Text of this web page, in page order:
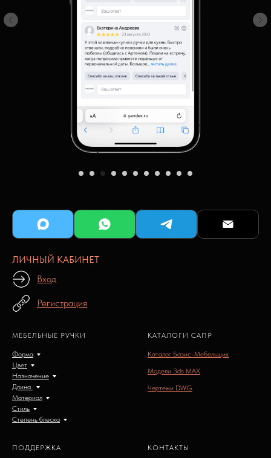
ЛИЧНЫЙ КАБИНЕТ
Вход
Регистрация
МЕБЕЛЬНЫЕ РУЧКИ
Форма
Цвет
Назначение
Длина
Материал
Стиль
Степень блеска
КАТАЛОГИ САПР
Каталог Базис-Мебельщик
Модели 3ds MAX
Чертежи DWG
ПОДДЕРЖКА КОНТАКТЫ